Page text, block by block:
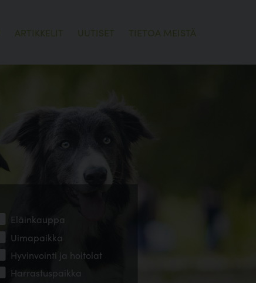
ARTIKKELIT UUTISET TIETOA MEISTÄ
Eläinkauppa
Uimapaikka
Hyvinvointi ja hoitolat
Harrastuspaikka